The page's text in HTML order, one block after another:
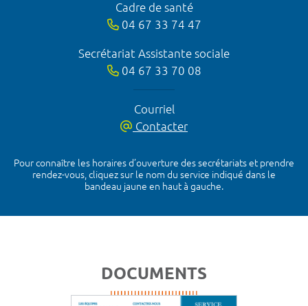
Cadre de santé
04 67 33 74 47
Secrétariat Assistante sociale
04 67 33 70 08
Courriel
Contacter
Pour connaître les horaires d’ouverture des secrétariats et prendre
rendez-vous, cliquez sur le nom du service indiqué dans le
bandeau jaune en haut à gauche.
DOCUMENTS